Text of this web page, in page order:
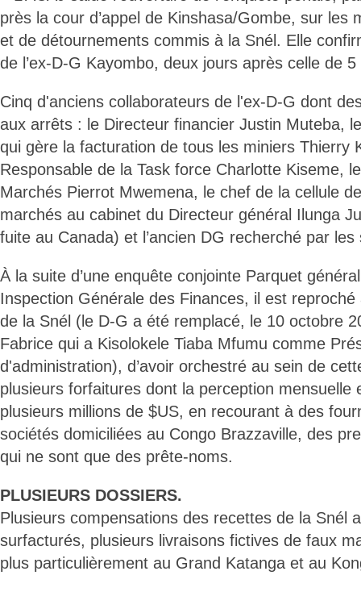
près la cour d’appel de Kinshasa/Gombe, sur les
et de détournements commis à la Snél. Elle
de l’ex-D-G Kayombo, deux jours après celle de
Cinq d'anciens collaborateurs de l'ex-D-G dont
aux arrêts : le Directeur financier Justin Muteba,
qui gère la facturation de tous les miniers Thierry
Responsable de la Task force Charlotte Kiseme,
Marchés Pierrot Mwemena, le chef de la cellule
marchés au cabinet du Directeur général Ilunga
fuite au Canada) et l’ancien DG recherché par
À la suite d’une enquête conjointe Parquet
Inspection Générale des Finances, il est
de la Snél (le D-G a été remplacé, le 10 octobre
Fabrice qui a Kisolokele Tiaba Mfumu comme
d'administration), d’avoir orchestré au sein de
plusieurs forfaitures dont la perception mensuelle
plusieurs millions de $US, en recourant à des
sociétés domiciliées au Congo Brazzaville, des
qui ne sont que des prête-noms.
PLUSIEURS DOSSIERS.
Plusieurs compensations des recettes de la Snél
surfacturés, plusieurs livraisons fictives de faux
plus particulièrement au Grand Katanga et au